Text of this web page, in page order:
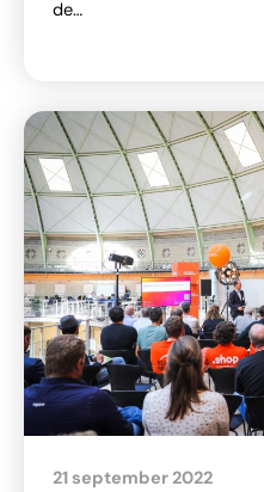
de…
21 september 2022